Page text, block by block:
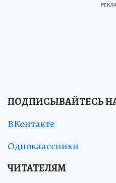
ПОДПИСЫВАЙТЕСЬ
ВКонтакте
Одноклассники
ЧИТАТЕЛЯМ